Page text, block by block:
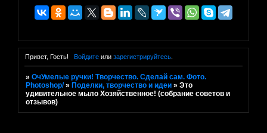
Привет, Гость! Войдитеили зарегистрируйтесь.
»ОчУмелые ручки! Творчество. Сделай сам. Фото.
Photoshop/ » Поделки, творчество и идеи »Это
удивительное мыло Хозяйственное! (собрание советов и
отзывов)